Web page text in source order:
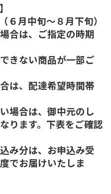
月中旬～８月下旬）
合は、ご指定の時期
きない商品が一部ご
は、配達希望時間帯
場合は、御中元のし
ります。下表をご確認
み分は、お申込み受
でお届けいたしま